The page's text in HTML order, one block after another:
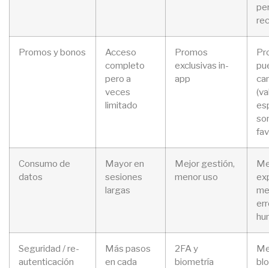
Promos y bonos
Acceso
completo
pero a
veces
limitado
Promos
exclusivas in-
app
Consumo de
datos
Mayor en
sesiones
largas
Mejor gestión,
menor uso
Seguridad / re-
autenticación
Más pasos
en cada
2FA y
biometría